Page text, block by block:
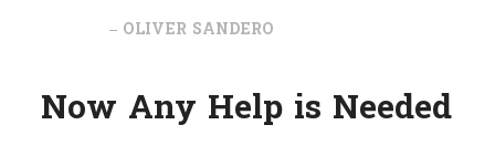
– OLIVER SANDERO
Now Any Help is Needed